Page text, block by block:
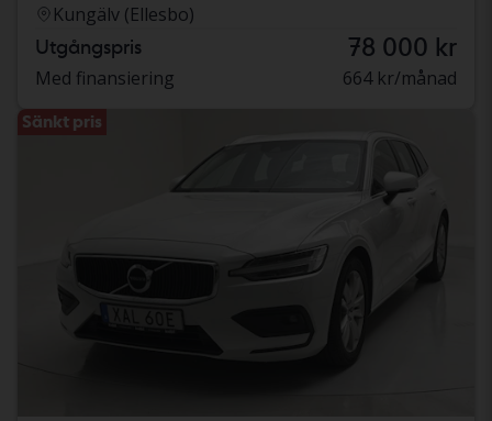
Kungälv (Ellesbo)
Utgångspris 78 000 kr
Med finansiering 664 kr/månad
Sänkt pris